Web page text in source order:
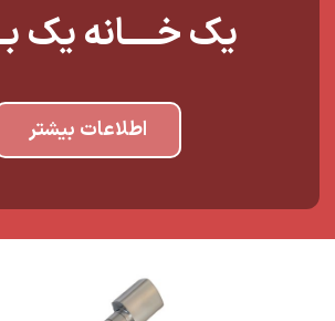
یک خــــانه یک
اطلاعات بیشتر